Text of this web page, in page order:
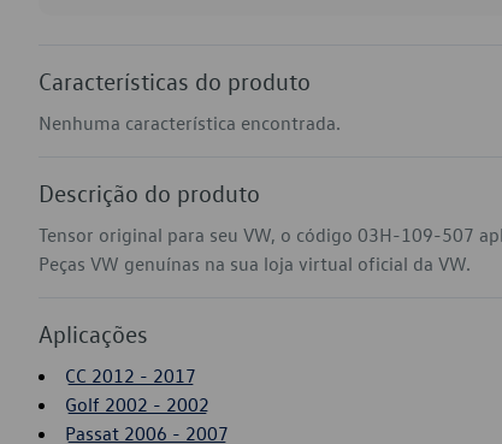
Características do produto
Nenhuma característica encontrada.
Descrição do produto
Tensor original para seu VW, o código 03H-109-507
Peças VW genuínas na sua loja virtual oficial da VW.
Aplicações
CC 2012 - 2017
Golf 2002 - 2002
Passat 2006 - 2007